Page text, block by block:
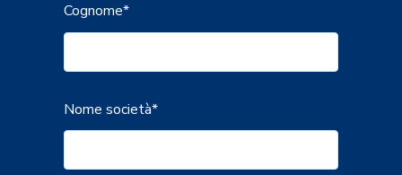
Cognome*
Nome società*